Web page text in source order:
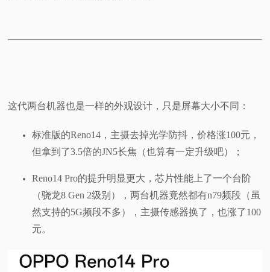
这代两台机器也是一样的外观设计，只是屏幕大小不同：
标准版的Reno14，主摄去掉光学防抖，价格涨100元，
但拿到了3.5倍的JN5长焦（也算有一定升级吧）；
Reno14 Pro的提升明显更大，芯片性能上了一个台阶
（骁龙8 Gen 2级别），两台机器竟然都有n79频段（虽
然支持的5G频段不多），主摄传感器换了，也涨了100
元。